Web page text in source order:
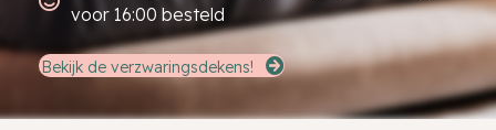
voor 16:00 besteld
Bekijk de verzwaringsdekens!